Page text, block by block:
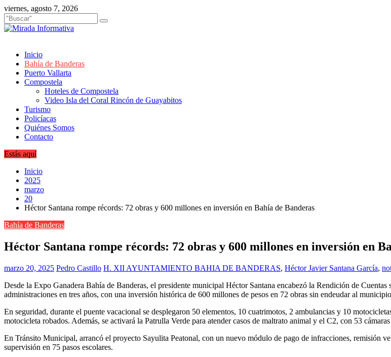
Saltar
al
contenido
viernes, agosto 7, 2026
Inicio
Bahía de Banderas
Puerto Vallarta
Compostela
Hoteles de Compostela
Video Isla del Coral Rincón de Guayabitos
Turismo
Policíacas
Quiénes Somos
Contacto
Estás aquí
Inicio
2025
marzo
20
Héctor Santana rompe récords: 72 obras y 600 millones en inversión en Bahía de Banderas
Bahía de Banderas
Héctor Santana rompe récords: 72 obras y 600 millones en inversión en
marzo 20, 2025 Pedro Castillo H. XII AYUNTAMIENTO BAHIA DE BANDERAS, Héctor Javier Santana García,
Desde la Expo Ganadera Bahía de Banderas, el presidente municipal Héctor Santana encabezó la Rendición de
administraciones en tres años, con una inversión histórica de 600 millones de pesos en 72 obras sin endeudar al
En seguridad, durante el puente vacacional se desplegaron 50 elementos, 10 cuatrimotos, 2 ambulancias y 10
motocicleta robados. Además, se activará la Patrulla Verde para atender casos de maltrato animal y el C2, con 53
En Tránsito Municipal, arrancó el proyecto Sayulita Peatonal, con un nuevo módulo de pago de infracciones, remisión
supervisión en 75 pasos escolares.